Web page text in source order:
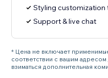
Styling customization
Support & live chat
* Цена не включает
соответствии с вашим
взиматься дополнительная